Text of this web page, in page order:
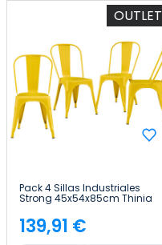
OUTLET
Pack 4 Sillas Industriales
Strong 45x54x85cm Thinia
Home
Precio
139,91 €